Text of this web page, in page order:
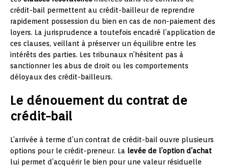
crédit-bail permettent au crédit-bailleur de reprendre
rapidement possession du bien en cas de non-paiement des
loyers. La jurisprudence a toutefois encadré l’application de
ces clauses, veillant à préserver un équilibre entre les
intérêts des parties. Les tribunaux n’hésitent pas à
sanctionner les abus de droit ou les comportements
déloyaux des crédit-bailleurs.
Le dénouement du contrat de
crédit-bail
L’arrivée à terme d’un contrat de crédit-bail ouvre plusieurs
options pour le crédit-preneur. La levée de l’option d’achat
lui permet d’acquérir le bien pour une valeur résiduelle